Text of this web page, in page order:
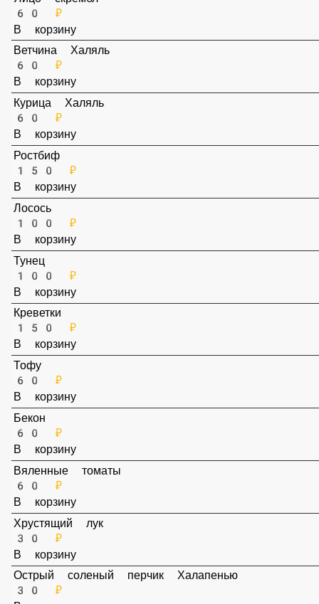
Яйцо скрембл
60 ₽
В корзину
Ветчина Халяль
60 ₽
В корзину
Курица Халяль
60 ₽
В корзину
Ростбиф
150 ₽
В корзину
Лосось
100 ₽
В корзину
Тунец
100 ₽
В корзину
Креветки
150 ₽
В корзину
Тофу
60 ₽
В корзину
Бекон
60 ₽
В корзину
Вяленные томаты